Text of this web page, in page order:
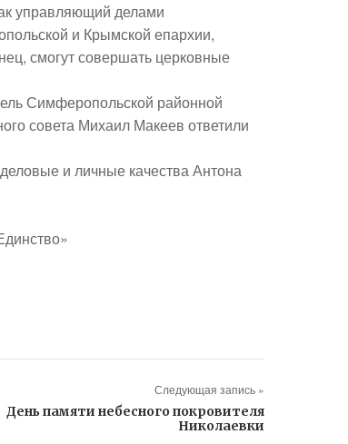
управляющий делами
и Крымской епархии,
смогут совершать церковные
Симферопольской районной
совета Михаил Макеев ответили
и личные качества Антона
Следующая запись »
День памяти небесного покровителя
Николаевки